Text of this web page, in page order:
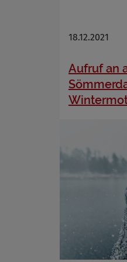
18.12.2021
Aufruf an